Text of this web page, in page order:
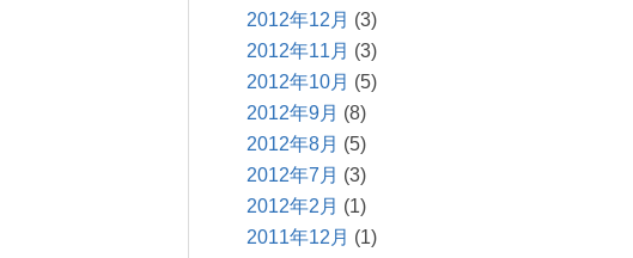
2012年12月 (3)
2012年11月 (3)
2012年10月 (5)
2012年9月 (8)
2012年8月 (5)
2012年7月 (3)
2012年2月 (1)
2011年12月 (1)